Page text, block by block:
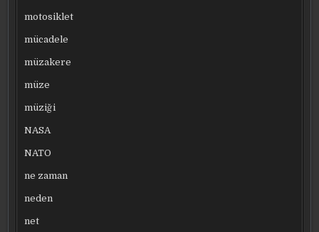
motosiklet
mücadele
müzakere
müze
müziği
NASA
NATO
ne zaman
neden
net